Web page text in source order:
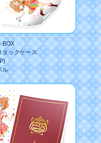
BOX
タックケース
ル